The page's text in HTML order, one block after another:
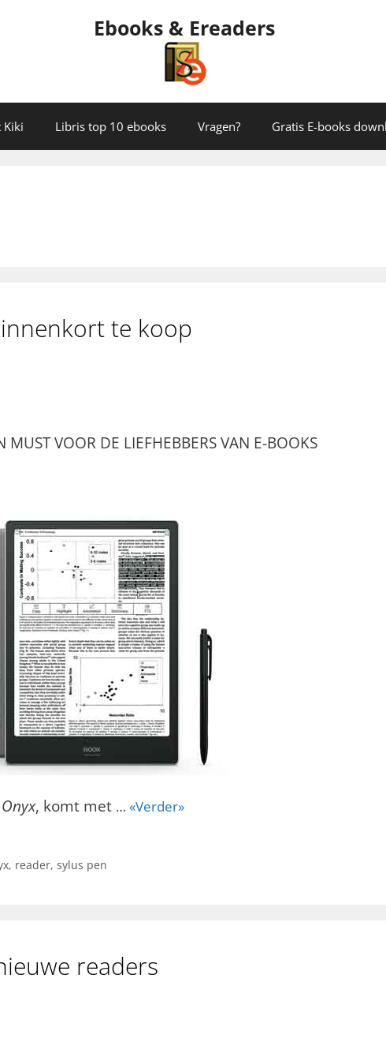
Ebooks & Ereaders
Kiki Libris top 10 ebooks Vragen? Gratis E-books
te koop
MUST VOOR DE LIEFHEBBERS VAN E-BOOKS
Onyx, komt met … «Verder»
, reader, sylus pen
readers